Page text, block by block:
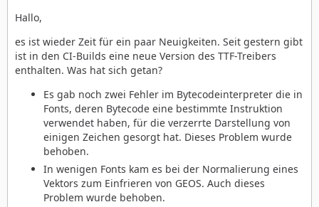
Hallo,
es ist wieder Zeit für ein paar Neuigkeiten. Seit gestern gibt
ist in den CI-Builds eine neue Version des TTF-Treibers
enthalten. Was hat sich getan?
Es gab noch zwei Fehler im Bytecodeinterpreter die in
Fonts, deren Bytecode eine bestimmte Instruktion
verwendet haben, für die verzerrte Darstellung von
einigen Zeichen gesorgt hat. Dieses Problem wurde
behoben.
In wenigen Fonts kam es bei der Normalierung eines
Vektors zum Einfrieren von GEOS. Auch dieses
Problem wurde behoben.